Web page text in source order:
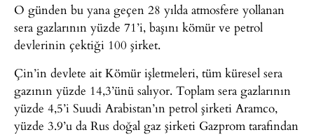
O günden bu yana geçen 28 yılda atmosfere yollanan
sera gazlarının yüzde 71’i, başını kömür ve petrol
devlerinin çektiği 100 şirket.
Çin’in devlete ait Kömür işletmeleri, tüm küresel sera
gazının yüzde 14,3’ünü salıyor. Toplam sera gazlarının
yüzde 4,5’i Suudi Arabistan’ın petrol şirketi Aramco,
yüzde 3.9’u da Rus doğal gaz şirketi Gazprom tarafından